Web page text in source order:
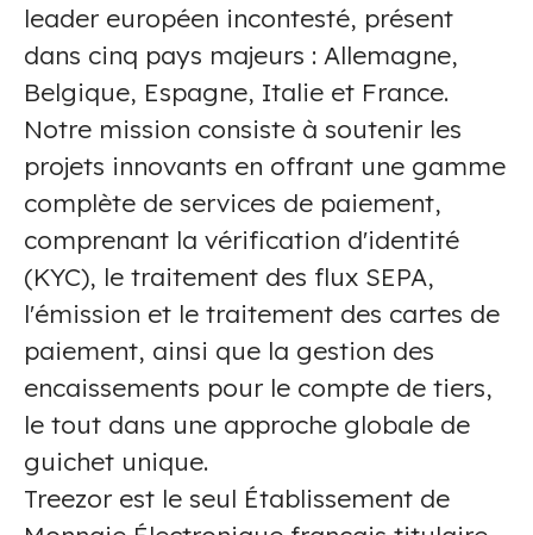
leader européen incontesté, présent
dans cinq pays majeurs : Allemagne,
Belgique, Espagne, Italie et France.
Notre mission consiste à soutenir les
projets innovants en offrant une gamme
complète de services de paiement,
comprenant la vérification d'identité
(KYC), le traitement des flux SEPA,
l'émission et le traitement des cartes de
paiement, ainsi que la gestion des
encaissements pour le compte de tiers,
le tout dans une approche globale de
guichet unique.
Treezor est le seul Établissement de